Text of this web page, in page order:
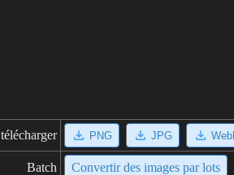
télécharger PNG JPG
Batch Convertir des images par lots